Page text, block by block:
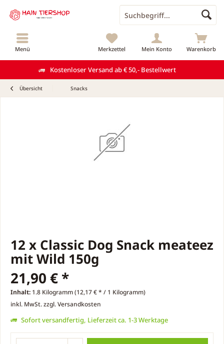
Kostenloser Versand ab € 50,- Bestellwert
Menü Warenkorb
Merkzettel Mein Konto
Übersicht Snacks
12 x Classic Dog Snack meateez
mit Wild 150g
21,90 € *
Inhalt: 1.8 Kilogramm (12,17 € * / 1 Kilogramm)
inkl. MwSt.zzgl. Versandkosten
Sofort versandfertig, Lieferzeit ca. 1-3 Werktage